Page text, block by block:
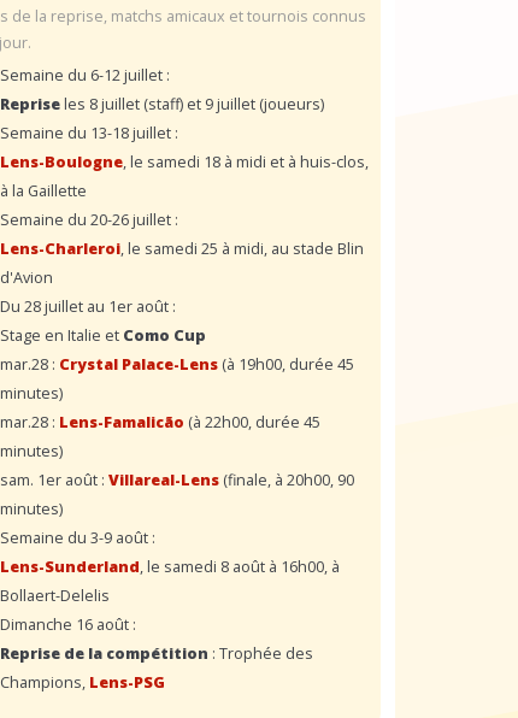
de la reprise, matchs amicaux et tournois connus
Semaine du 6-12 juillet :
Repriseles 8 juillet (staff) et 9 juillet (joueurs)
Semaine du 13-18 juillet :
Lens-Boulogne, le samedi 18 à midi et à huis-clos,
à la Gaillette
Semaine du 20-26 juillet :
Lens-Charleroi, le samedi 25 à midi, au stade Blin
d'Avion
Du 28 juillet au 1er août :
Stage en Italie et Como Cup
mar.28 : Crystal Palace-Lens (à 19h00, durée 45
minutes)
mar.28 : Lens-Famalicão (à 22h00, durée 45
minutes)
sam. 1er août : Villareal-Lens (finale, à 20h00, 90
minutes)
Semaine du 3-9 août :
Lens-Sunderland, le samedi 8 août à 16h00, à
Bollaert-Delelis
Dimanche 16 août :
Reprise de la compétition : Trophée des
Champions, Lens-PSG